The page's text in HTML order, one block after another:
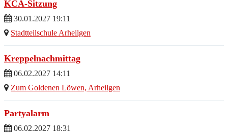
KCA-Sitzung
30.01.2027 19:11
Stadtteilschule Arheilgen
Kreppelnachmittag
06.02.2027 14:11
Zum Goldenen Löwen, Arheilgen
Partyalarm
06.02.2027 18:31